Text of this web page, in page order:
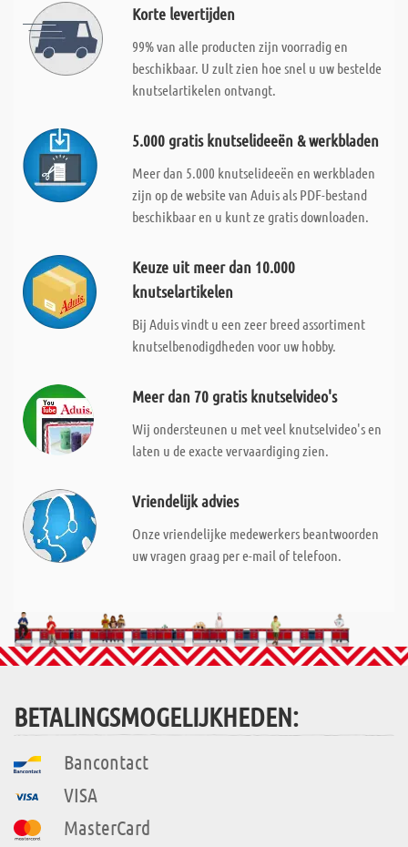
Korte levertijden
99% van alle producten zijn voorradig en
beschikbaar. U zult zien hoe snel u uw bestelde
knutselartikelen ontvangt.
5.000 gratis knutselideeën & werkbladen
Meer dan 5.000 knutselideeën en werkbladen
zijn op de website van Aduis als PDF-bestand
beschikbaar en u kunt ze gratis downloaden.
Keuze uit meer dan 10.000
knutselartikelen
Bij Aduis vindt u een zeer breed assortiment
knutselbenodigdheden voor uw hobby.
Meer dan 70 gratis knutselvideo's
Wij ondersteunen u met veel knutselvideo's en
laten u de exacte vervaardiging zien.
Vriendelijk advies
Onze vriendelijke medewerkers beantwoorden
uw vragen graag per e-mail of telefoon.
BETALINGSMOGELIJKHEDEN:
Bancontact
VISA
MasterCard